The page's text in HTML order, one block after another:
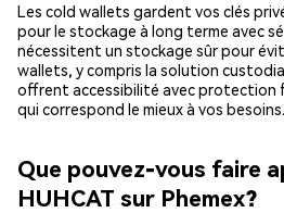
Les cold wallets gardent vos clés
pour le stockage à long terme avec
nécessitent un stockage sûr pour
wallets, y compris la solution
offrent accessibilité avec protection
qui correspond le mieux à vos besoins.
Que pouvez-vous faire
HUHCAT sur Phemex?